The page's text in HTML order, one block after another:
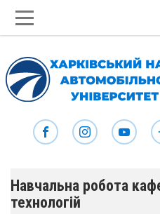
Навчальна робота
технологій